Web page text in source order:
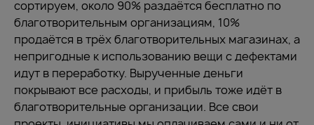
сортируем, около 90% раздаётся бесплатно по
благотворительным организациям, 10%
продаётся в трёх благотворительных магазинах, а
непригодные к использованию вещи с дефектами
идут в переработку. Вырученные деньги
покрывают все расходы, и прибыль тоже идёт в
благотворительные организации. Все свои